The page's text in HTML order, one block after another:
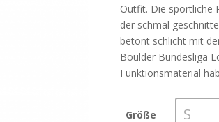
Outfit. Die sportliche
der schmal
betont schlicht mit
Boulder Bundesliga
Funktionsmaterial
Größe